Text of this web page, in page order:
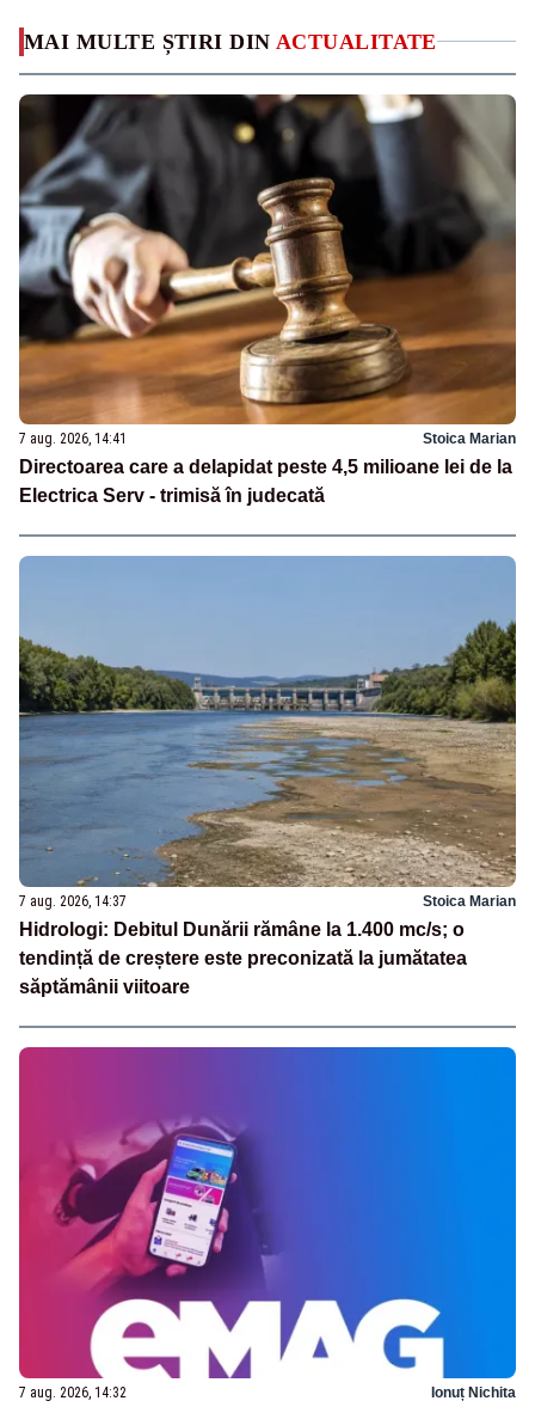
MAI MULTE ȘTIRI DIN ACTUALITATE
7 aug. 2026, 14:41 Stoica Marian
Directoarea care a delapidat peste 4,5 milioane lei de la
Electrica Serv - trimisă în judecată
7 aug. 2026, 14:37 Stoica Marian
Hidrologi: Debitul Dunării rămâne la 1.400 mc/s; o
tendință de creștere este preconizată la jumătatea
săptămânii viitoare
7 aug. 2026, 14:32 Ionuț Nichita